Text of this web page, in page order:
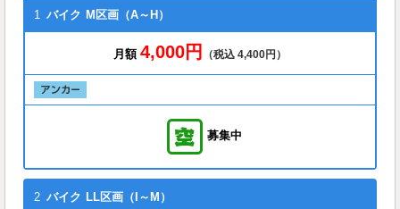
1 バイク M区画（A～H）
月額 4,000円 （税込 4,400円）
募集中
2 バイク LL区画（I～M）